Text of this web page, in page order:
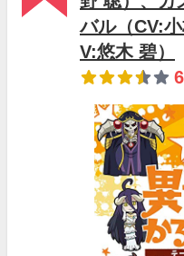
バル（CV:
V:悠木 碧）